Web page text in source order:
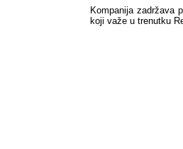
Kompanija zadržava
koji važe u trenutku